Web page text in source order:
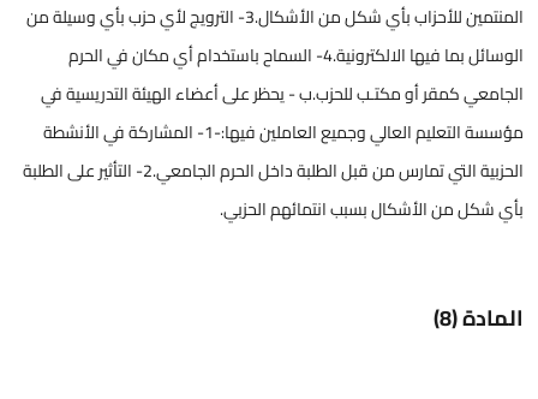
المنتمين للأحزاب بأي شكل من الأشكال.3- الترويج لأي حزب بأي وسيلة من
الوسائل بما فيها الالكترونية.4- السماح باستخدام أي مكان في الحرم
الجامعي كمقر أو مكتـب للحزب.ب - يحظر على أعضاء الهيئة التدريسية في
مؤسسة التعليم العالي وجميع العاملين فيها:-1- المشاركة في الأنشطة
الحزبية التي تمارس من قبل الطلبة داخل الحرم الجامعي.2- التأثير على الطلبة
بأي شكل من الأشكال بسبب انتمائهم الحزبي.
المادة (8)